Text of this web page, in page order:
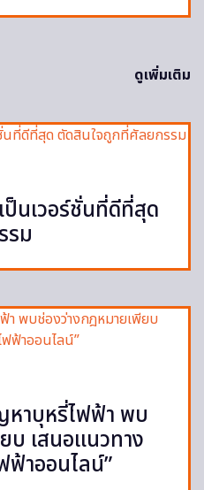
ดูเพิ่มเติม
ป็นเวอร์ชั่นที่ดีที่สุด
รม
าบุหรี่ไฟฟ้า พบ
บ เสนอแนวทาง
าออนไลน์”